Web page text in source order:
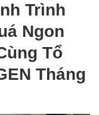
Trình
Ngon
Tổ
Tháng